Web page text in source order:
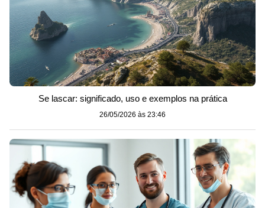
Se lascar: significado, uso e exemplos na prática
26/05/2026 às 23:46